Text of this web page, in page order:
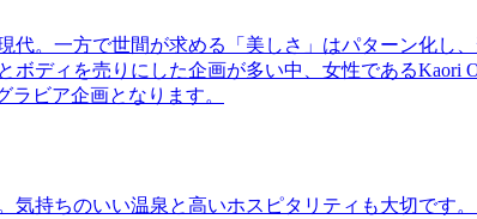
。一方で世間が求める「美しさ」はパターン化し
ディを売りにした企画が多い中、女性であるKaori
ビア企画となります。
持ちのいい温泉と高いホスピタリティも大切です